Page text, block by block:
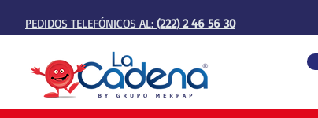
PEDIDOS TELEFÓNICOS AL: (222) 2 46 56 30